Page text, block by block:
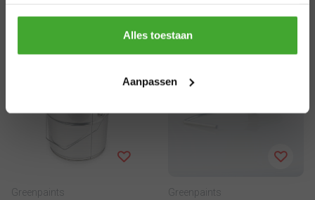
Alles toestaan
Aanpassen
Greenpaints Greenpaints